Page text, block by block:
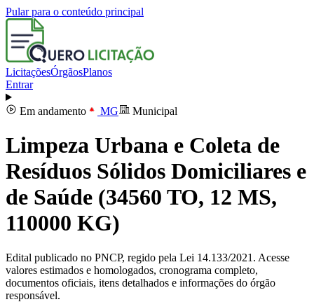
Pular para o conteúdo principal
LicitaçõesÓrgãosPlanos
Entrar
Em andamento MG Municipal
Limpeza Urbana e Coleta de
Resíduos Sólidos Domiciliares e
de Saúde (34560 TO, 12 MS,
110000 KG)
Edital publicado no PNCP, regido pela Lei 14.133/2021. Acesse
valores estimados e homologados, cronograma completo,
documentos oficiais, itens detalhados e informações do órgão
responsável.